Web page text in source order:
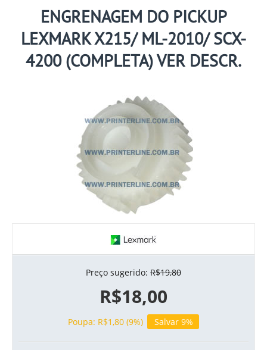
ENGRENAGEM DO PICKUP
LEXMARK X215/ ML-2010/ SCX-
4200 (COMPLETA) VER DESCR.
Preço sugerido: R$19,80
R$18,00
Poupa: R$1,80 (9%) Salvar 9%